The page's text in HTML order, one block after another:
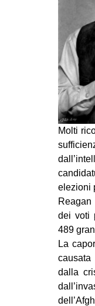
Molti
elezioni
dei voti
489
La
dalla